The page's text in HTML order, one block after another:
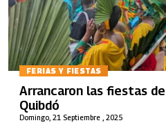
FERIAS Y FIESTAS
Domingo, 21 Septiembre , 2025
Arrancaron las fiestas
Quibdó